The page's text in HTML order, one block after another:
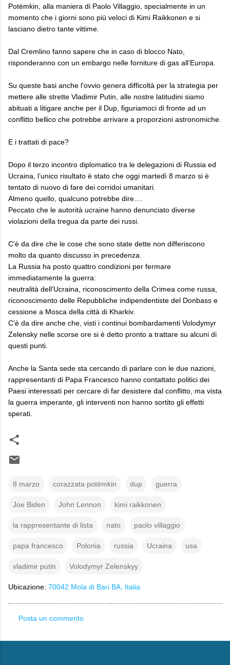
Potëmkin, alla maniera di Paolo Villaggio, specialmente in un
momento che i giorni sono più veloci di Kimi Raikkonen e si
lasciano dietro tante vittime.
Dal Cremlino fanno sapere che in caso di blocco Nato,
risponderanno con un embargo nelle forniture di gas all’Europa.
Su queste basi anche l'ovvio genera difficoltà per la strategia per
mettere alle strette Vladimir Putin, alle nostre latitudini siamo
abituati a litigare anche per il Dup, figuriamoci di fronte ad un
conflitto bellico che potrebbe arrivare a proporzioni astronomiche.
E i trattati di pace?
Dopo il terzo incontro diplomatico tra le delegazioni di Russia ed
Ucraina, l’unico risultato è stato che oggi martedì 8 marzo si è
tentato di nuovo di fare dei corridoi umanitari.
Almeno quello, qualcuno potrebbe dire....
Peccato che le autorità ucraine hanno denunciato diverse
violazioni della tregua da parte dei russi.
C'è da dire che le cose che sono state dette non differiscono
molto da quanto discusso in precedenza.
La Russia ha posto quattro condizioni per fermare
immediatamente la guerra:
neutralità dell’Ucraina, riconoscimento della Crimea come russa,
riconoscimento delle Repubbliche indipendentiste del Donbass e
cessione a Mosca della città di Kharkiv.
C'è da dire anche che, visti i continui bombardamenti Volodymyr
Zelensky nelle scorse ore si è detto pronto a trattare su alcuni di
questi punti.
Anche la Santa sede sta cercando di parlare con le due nazioni,
rappresentanti di Papa Francesco hanno contattato politici dei
Paesi interessati per cercare di far desistere dal conflitto, ma vista
la guerra imperante, gli interventi non hanno sortito gli effetti
sperati.
8 marzo corazzata potëmkin dup guerra
Joe Biden John Lennon kimi raikkonen
la rappresentante di lista nato paolo villaggio
papa francesco Polonia russia Ucraina usa
vladimir putin Volodymyr Zelenskyy
Ubicazione: 70042 Mola di Bari BA, Italia
o
Posta un commento